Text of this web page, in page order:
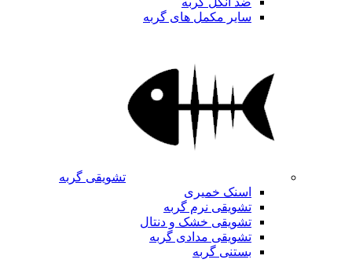
سایر مکمل های گربه
تشویقی گربه
اسنک خمیری
تشویقی نرم گربه
تشویقی خشک و دنتال
تشویقی مدادی گربه
بستنی گربه